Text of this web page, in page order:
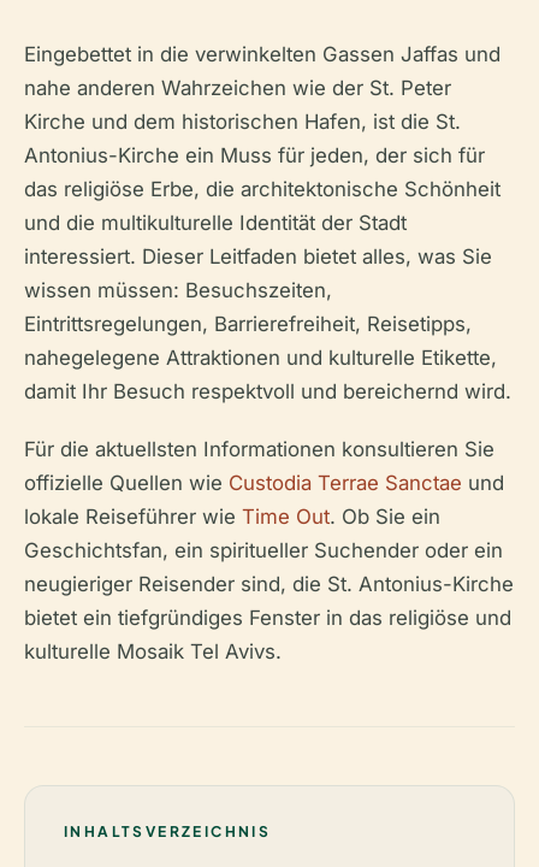
Eingebettet in die verwinkelten Gassen Jaffas und
nahe anderen Wahrzeichen wie der St. Peter
Kirche und dem historischen Hafen, ist die St.
Antonius-Kirche ein Muss für jeden, der sich für
das religiöse Erbe, die architektonische Schönheit
und die multikulturelle Identität der Stadt
interessiert. Dieser Leitfaden bietet alles, was Sie
wissen müssen: Besuchszeiten,
Eintrittsregelungen, Barrierefreiheit, Reisetipps,
nahegelegene Attraktionen und kulturelle Etikette,
damit Ihr Besuch respektvoll und bereichernd wird.
Für die aktuellsten Informationen konsultieren Sie
offizielle Quellen wie Custodia Terrae Sanctae und
lokale Reiseführer wie Time Out. Ob Sie ein
Geschichtsfan, ein spiritueller Suchender oder ein
neugieriger Reisender sind, die St. Antonius-Kirche
bietet ein tiefgründiges Fenster in das religiöse und
kulturelle Mosaik Tel Avivs.
INHALTSVERZEICHNIS